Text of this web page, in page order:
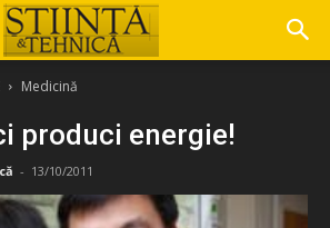
Medicină
produci energie!
- 13/10/2011